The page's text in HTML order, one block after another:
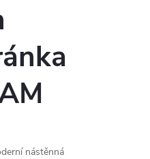
nástěnná